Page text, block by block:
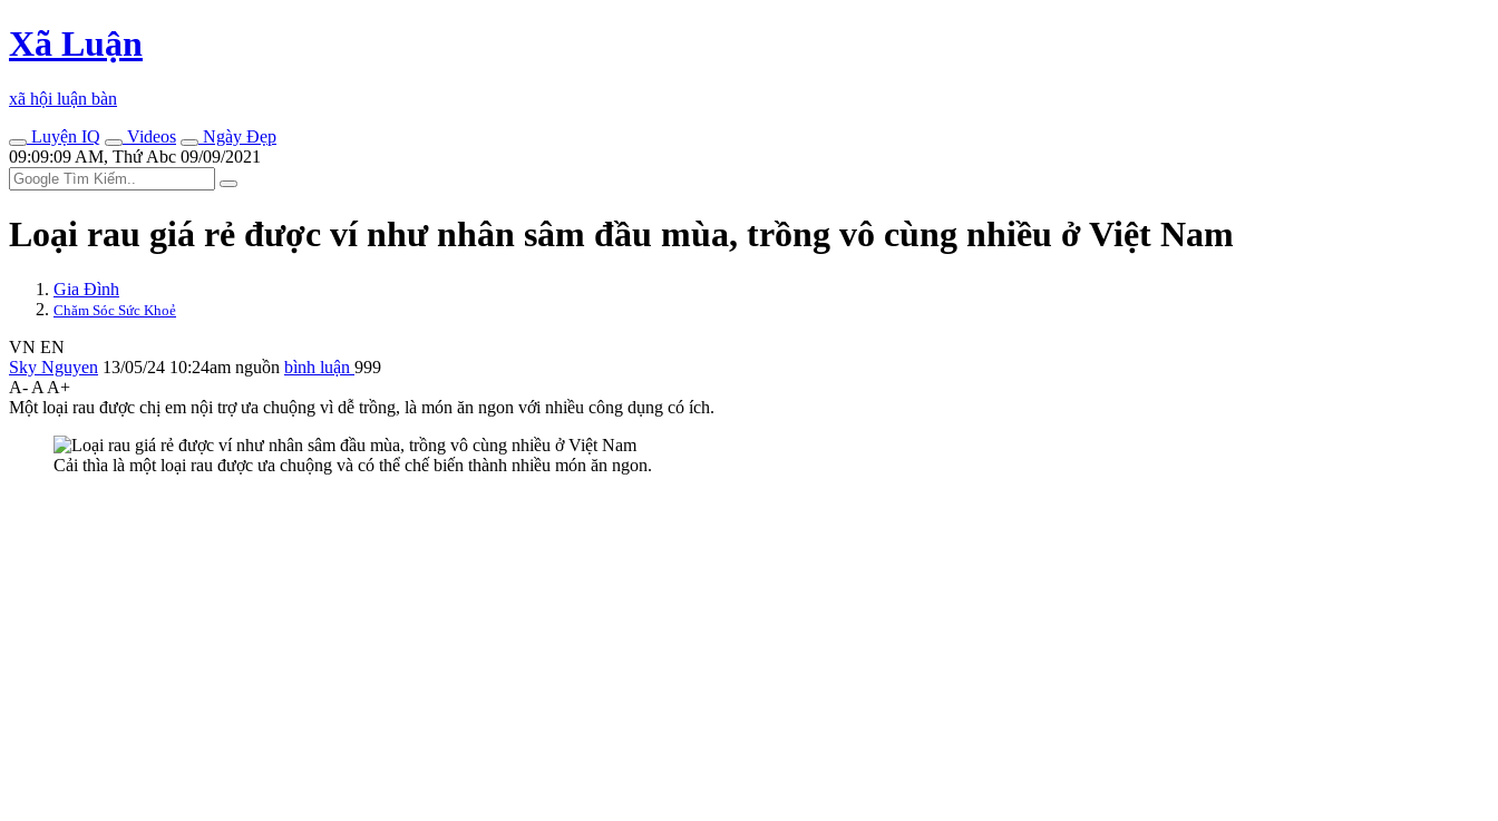
Xã Luận
xã hội luận bàn
Luyện IQ
Videos
Ngày Đẹp
09:09:09 AM, Thứ Abc 09/09/2021
Loại rau giá rẻ được ví như nhân sâm đầu mùa, trồng vô cùng nhiều ở Việt Nam
Gia Đình
Chăm Sóc Sức Khoẻ
VN EN
Sky Nguyen 13/05/24 10:24am nguồn bình luận 999
A- A A+
Một loại rau được chị em nội trợ ưa chuộng vì dễ trồng, là món ăn ngon với nhiều công dụng có ích.
Cải thìa là một loại rau được ưa chuộng và có thể chế biến thành nhiều món ăn ngon.